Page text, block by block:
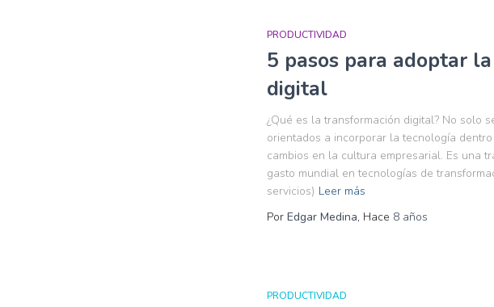
PRODUCTIVIDAD
5 pasos para adoptar
digital
¿Qué es la transformación digital? No solo
orientados a incorporar la tecnología
cambios en la cultura empresarial. Es una
gasto mundial en tecnologías de
servicios) Leer más
Por Edgar Medina, Hace 8 años
PRODUCTIVIDAD